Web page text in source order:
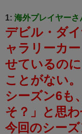
1: 海外プレイヤーさ
デビル・ダ
ャラリーカ
せているの
ことがない。
シーズン6も
そ？」と思
今回のシー